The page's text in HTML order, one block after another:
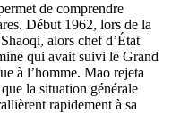
de comprendre
Début 1962, lors de la
alors chef d’État
qui avait suivi le Grand
à l’homme. Mao rejeta
la situation générale
rapidement à sa